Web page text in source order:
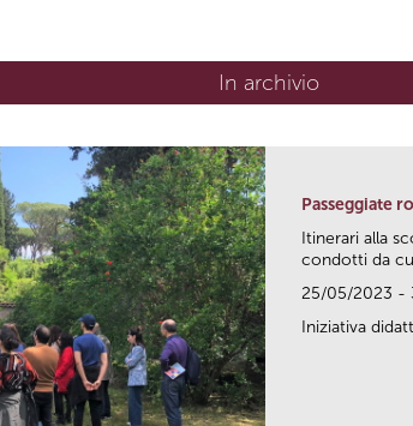
In archivio
Passeggiate
Itinerari alla
condotti da
25/05/2023 -
Iniziativa